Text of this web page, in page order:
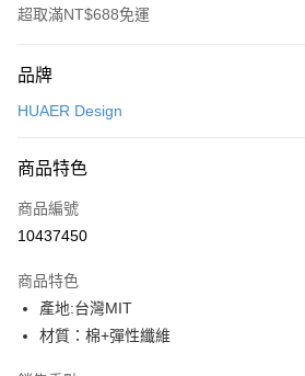
超取滿NT$688免運
信用卡一次付款
LINE Pay
Apple Pay
悠遊付
ATM付款
品牌
HUAER Design
商品特色
商品編號
10437450
商品特色
產地:台灣MIT
材質：棉+彈性纖維